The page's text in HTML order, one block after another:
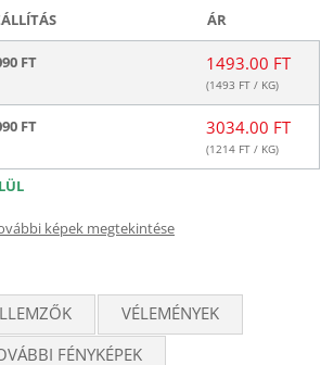
ÁR
FT 1493.00 FT
(1493 FT / KG)
FT 3034.00 FT
(1214 FT / KG)
képek megtekintése
VÉLEMÉNYEK
FÉNYKÉPEK